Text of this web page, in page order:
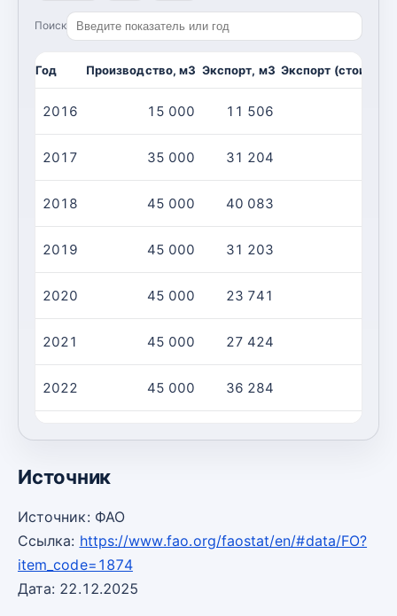
Поиск
Год Производство, м3 Экспорт, м3 Экспорт
2016 15 000 11 506
2017 35 000 31 204
2018 45 000 40 083
2019 45 000 31 203
2020 45 000 23 741
2021 45 000 27 424
2022 45 000 36 284
Источник
Источник: ФАО
Ссылка: https://www.fao.org/faostat/en/#data/FO?
item_code=1874
Дата: 22.12.2025